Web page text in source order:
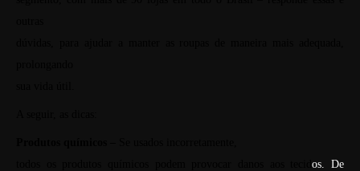
todos os produtos químicos podem provocar danos aos tecidos. De